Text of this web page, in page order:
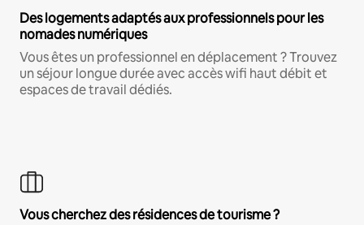
Des logements adaptés aux professionnels pour les
nomades numériques
Vous êtes un professionnel en déplacement ? Trouvez
un séjour longue durée avec accès wifi haut débit et
espaces de travail dédiés.
Vous cherchez des résidences de tourisme ?